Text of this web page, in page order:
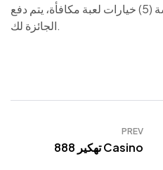
غزل, وقوع يبدأ عرض خمسة (5) خيارات لعبة مكافأة، يتم دفع
الجائزة لك.
PREV
تهكير 888 Casino